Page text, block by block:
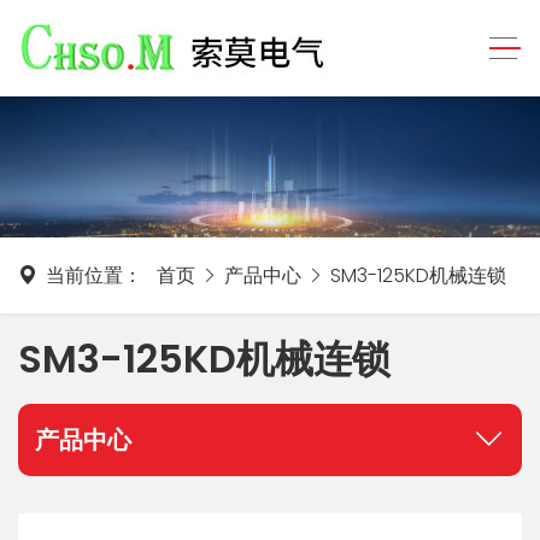
当前位置： 首页 产品中心 SM3-125KD机械连锁
SM3-125KD机械连锁
产品中心